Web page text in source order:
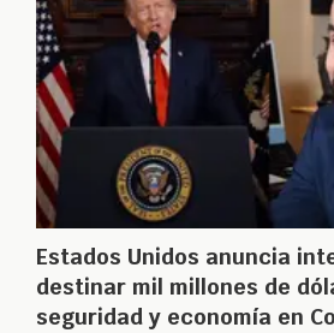
Estados Unidos anuncia
destinar mil millones de
seguridad y economía en